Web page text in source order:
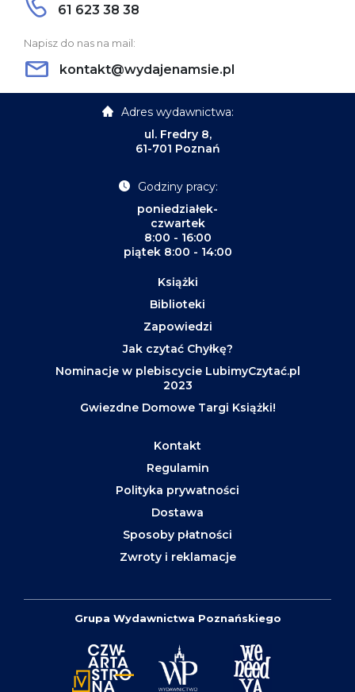
61 623 38 38
Napisz do nas na mail:
kontakt@wydajenamsie.pl
Adres wydawnictwa:
ul. Fredry 8,
61-701 Poznań
Godziny pracy:
poniedziałek-
czwartek
8:00 - 16:00
piątek 8:00 - 14:00
Książki
Biblioteki
Zapowiedzi
Jak czytać Chyłkę?
Nominacje w plebiscycie LubimyCzytać.pl
2023
Gwiezdne Domowe Targi Książki!
Kontakt
Regulamin
Polityka prywatności
Dostawa
Sposoby płatności
Zwroty i reklamacje
Grupa Wydawnictwa Poznańskiego